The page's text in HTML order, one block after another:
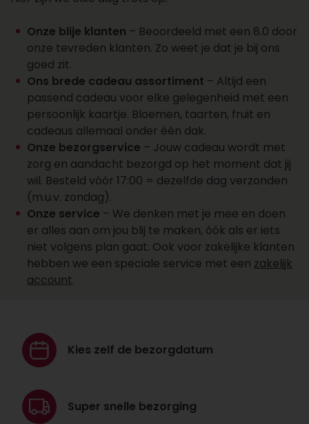
een account aan
Wil je over een week of later een cadeau laten
bezorgen? Dat kan. Zo plan je cadeaus vooruit
en vergeet je ze niet. Kies de juiste datum bij je
bestelling en wij regelen de rest. Wil je een groot
aantal cadeaus laten bezorgen? Onze sales
afdeling staat klaar voor al je cadeaus, offertes,
personalisaties en account aanvragen. Maak
een account aan, vraag online een offerte aan of
neem contact op met ons salesteam voor
vragen over het bezorgen van een cadeau.
Bereik ons op 088 - 110 80 88 of via
sales@topgeschenken.nl.
Onze blije klanten – Beoordeeld met een 8.0 door
onze tevreden klanten. Zo weet je dat je bij ons
goed zit.
Ons brede cadeau assortiment – Altijd een
passend cadeau voor elke gelegenheid met een
persoonlijk kaartje. Bloemen, taarten, fruit en
cadeaus allemaal onder één dak.
Onze bezorgservice – Jouw cadeau wordt met
zorg en aandacht bezorgd op het moment dat jij
wil. Besteld vóór 17:00 = dezelfde dag verzonden
(m.u.v. zondag).
Onze service – We denken met je mee en doen
er alles aan om jou blij te maken, óók als er iets
niet volgens plan gaat. Ook voor zakelijke klanten
hebben we een speciale service met een zakelijk
account.
Kies zelf de bezorgdatum
Super snelle bezorging